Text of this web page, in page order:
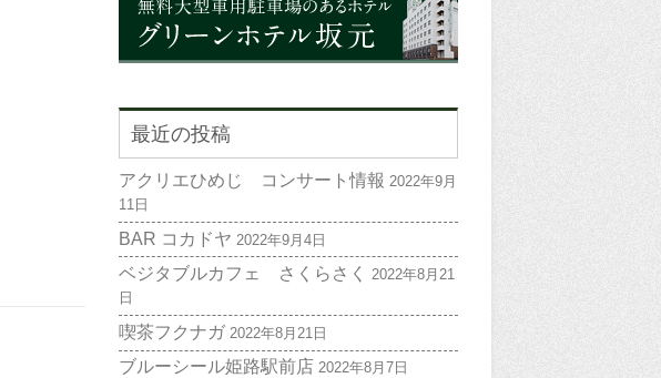
最近の投稿
アクリエひめじ コンサート情報 2022年9月
11日
BAR コカドヤ 2022年9月4日
ベジタブルカフェ さくらさく
2022年8月21
日
喫茶フクナガ 2022年8月21日
ブルーシール姫路駅前店 2022年8月7日